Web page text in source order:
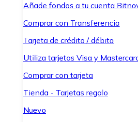
Añade fondos a tu cuenta
Comprar con Transferencia
Tarjeta de crédito / débito
Utiliza tarjetas Visa y
Comprar con tarjeta
Tienda - Tarjetas regalo
Nuevo